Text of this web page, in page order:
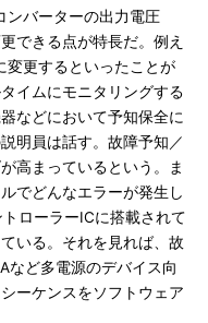
バーターの出力電圧
できる点が特長だ。例え
変更するといったことが
イムにモニタリングする
などにおいて予知保全に
明員は話す。故障予知／
高まっているという。ま
でどんなエラーが発生し
ローラーICに搭載されて
いる。それを見れば、故
など多電源のデバイス向
ーケンスをソフトウェア